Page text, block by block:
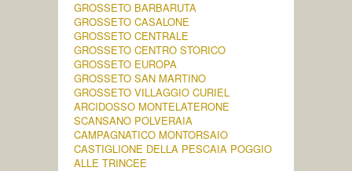
GROSSETO BARBARUTA
GROSSETO CASALONE
GROSSETO CENTRALE
GROSSETO CENTRO STORICO
GROSSETO EUROPA
GROSSETO SAN MARTINO
GROSSETO VILLAGGIO CURIEL
ARCIDOSSO MONTELATERONE
SCANSANO POLVERAIA
CAMPAGNATICO MONTORSAIO
CASTIGLIONE DELLA PESCAIA POGGIO
ALLE TRINCEE